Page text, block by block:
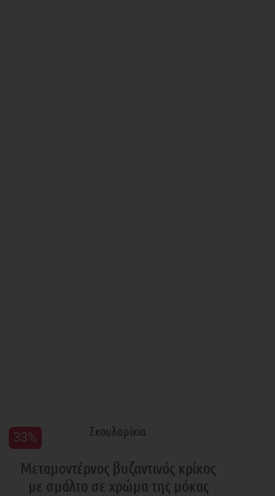
33% Σκουλαρίκια
Μεταμοντέρνος βυζαντινός κρίκος
με σμάλτο σε χρώμα της μόκας